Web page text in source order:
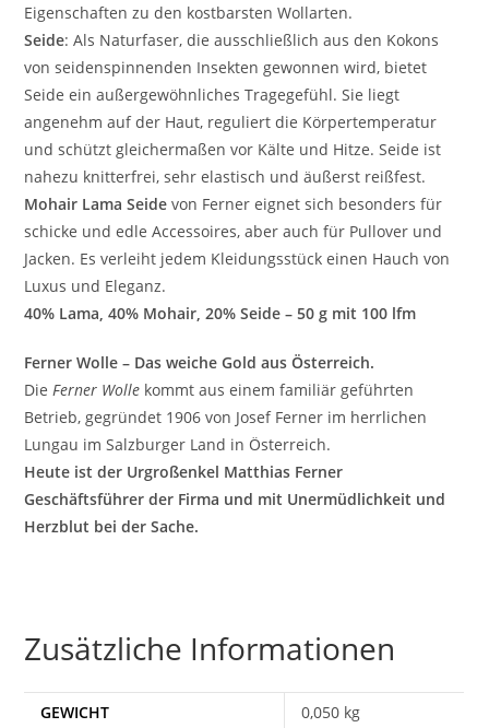
Eigenschaften zu den kostbarsten Wollarten.
Seide: Als Naturfaser, die ausschließlich aus den Kokons
von seidenspinnenden Insekten gewonnen wird, bietet
Seide ein außergewöhnliches Tragegefühl. Sie liegt
angenehm auf der Haut, reguliert die Körpertemperatur
und schützt gleichermaßen vor Kälte und Hitze. Seide ist
nahezu knitterfrei, sehr elastisch und äußerst reißfest.
Mohair Lama Seide von Ferner eignet sich besonders für
schicke und edle Accessoires, aber auch für Pullover und
Jacken. Es verleiht jedem Kleidungsstück einen Hauch von
Luxus und Eleganz.
40% Lama, 40% Mohair, 20% Seide – 50 g mit 100 lfm
Ferner Wolle – Das weiche Gold aus Österreich.
DieFerner Wolle kommt aus einem familiär geführten
Betrieb, gegründet 1906 von Josef Ferner im herrlichen
Lungau im Salzburger Land in Österreich.
Heute ist der Urgroßenkel Matthias Ferner
Geschäftsführer der Firma und mit Unermüdlichkeit und
Herzblut bei der Sache.
Zusätzliche Informationen
GEWICHT 0,050 kg